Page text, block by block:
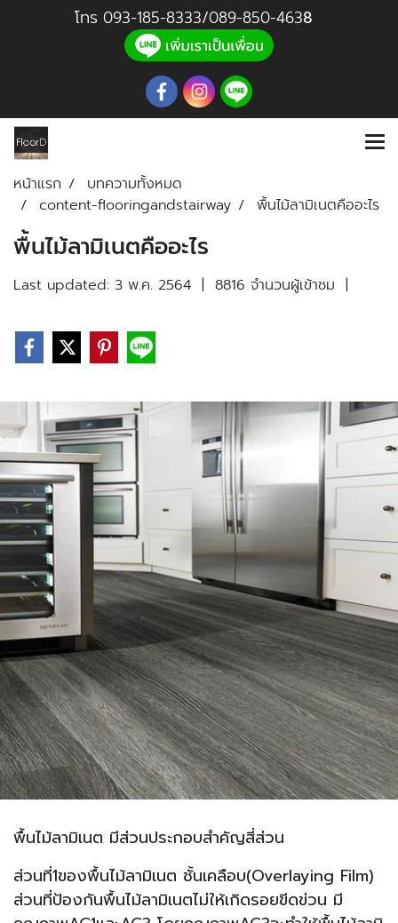
โทร 093-185-8333/089-850-4638
หน้าแรก
บทความทั้งหมด
content-flooringandstairway
พื้นไม้ลามิเนตคืออะไร
พื้นไม้ลามิเนตคืออะไร
Last updated: 3 พ.ค. 2564 | 8816 จำนวนผู้เข้าชม |
พื้นไม้ลามิเนต มีส่วนประกอบสำคัญสี่ส่วน
ส่วนที่1ของพื้นไม้ลามิเนต ชั้นเคลือบ(Overlaying Film)
ส่วนที่ป้องกันพื้นไม้ลามิเนตไม่ให้เกิดรอยขีดข่วน มี